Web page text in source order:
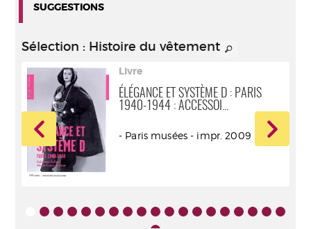
SUGGESTIONS
Sélection : Histoire du vêtement
Livre
ÉLÉGANCE ET SYSTÈME D : PARIS
1940-1944 : ACCESSOI...
- Paris musées - impr. 2009